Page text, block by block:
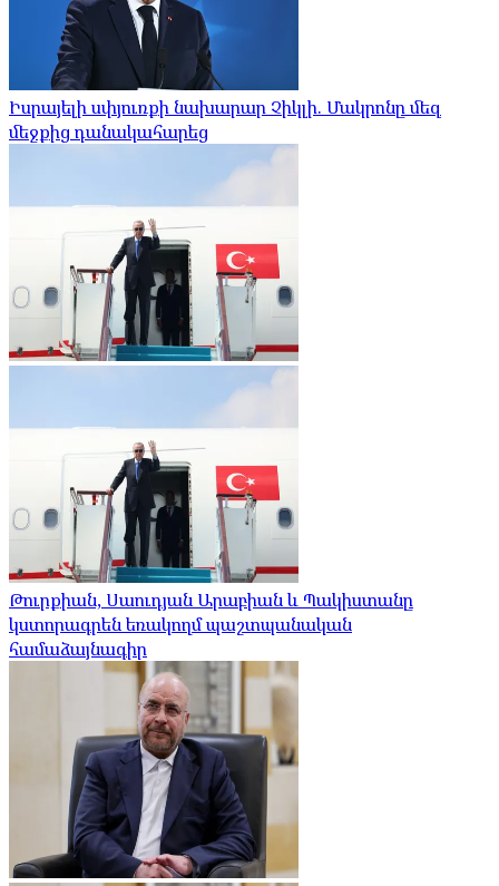
Իսրայելի սփյուռքի նախարար Չիկլի. Մակրոնը մեզ
մեջքից դանակահարեց
Թուրքիան, Սաուդյան Արաբիան և Պակիստանը
կստորագրեն եռակողմ պաշտպանական
համաձայնագիր